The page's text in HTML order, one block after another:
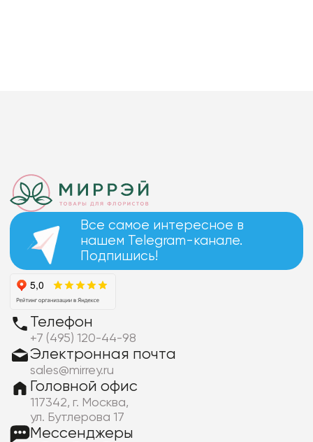
Все самое интересное в
нашем Telegram-канале.
Подпишись!
Телефон
+7 (495) 120-44-98
Электронная почта
sales@mirrey.ru
Головной офис
117342, г. Москва,
ул. Бутлерова 17
Мессенджеры